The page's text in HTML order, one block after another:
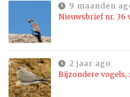
9 maanden
Nieuwsbrief nr. 36
2 jaar ago
Bijzondere vogels,